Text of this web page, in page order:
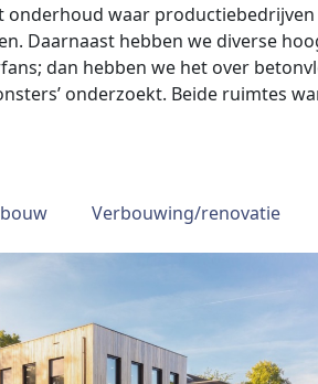
waar
Daarnaast hebben we diverse
dan hebben we het over
onderzoekt. Beide ruimtes
Verbouwing/renovatie